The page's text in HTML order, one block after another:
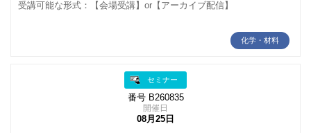
受講可能な形式：【会場受講】or【アーカイブ配信】
化学・材料
セミナー
番号 B260835
開催日
08月25日